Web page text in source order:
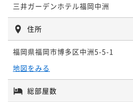
三井ガーデンホテル福岡中洲
住所
福岡県福岡市博多区中洲5-5-1
地図をみる
総部屋数